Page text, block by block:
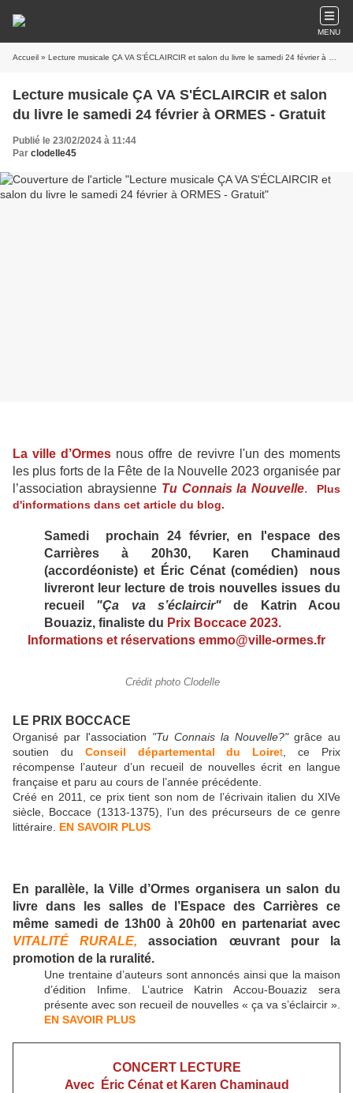
MENU
Accueil » Lecture musicale ÇA VA S'ÉCLAIRCIR et salon du livre le samedi 24 février à ORMES - Gratuit
Lecture musicale ÇA VA S'ÉCLAIRCIR et salon
du livre le samedi 24 février à ORMES - Gratuit
Publié le 23/02/2024 à 11:44
Par clodelle45
La ville d’Ormes nous offre de revivre l'un des moments
les plus forts de la Fête de la Nouvelle 2023 organisée par
l’association abraysienne Tu Connais la Nouvelle. Plus
d'informations dans cet article du blog.
Samedi prochain 24 février, en l'espace des
Carrières à 20h30, Karen Chaminaud
(accordéoniste) et Éric Cénat (comédien) nous
livreront leur lecture de trois nouvelles issues du
recueil "Ça va s’éclaircir" de Katrin Acou
Bouaziz, finaliste du Prix Boccace 2023.
Informations et réservations emmo@ville-ormes.fr
Crédit photo Clodelle
LE PRIX BOCCACE
Organisé par l'association "Tu Connais la Nouvelle?"grâce au
soutien du Conseil départemental du Loiret , ce Prix
récompense l’auteur d’un recueil de nouvelles écrit en langue
française et paru au cours de l’année précédente.
Créé en 2011, ce prix tient son nom de l’écrivain italien du XIVe
siècle, Boccace (1313-1375), l’un des précurseurs de ce genre
littéraire. EN SAVOIR PLUS
En parallèle, la Ville d’Ormes organisera un salon du
livre dans les salles de l’Espace des Carrières ce
même samedi de 13h00 à 20h00 en partenariat avec
VITALITÉ RURALE, association œuvrant pour la
promotion de la ruralité.
Une trentaine d’auteurs sont annoncés ainsi que la maison
d’édition Infime. L’autrice Katrin Accou-Bouaziz sera
présente avec son recueil de nouvelles « ça va s’éclaircir ».
EN SAVOIR PLUS
CONCERT LECTURE
Avec Éric Cénat et Karen Chaminaud